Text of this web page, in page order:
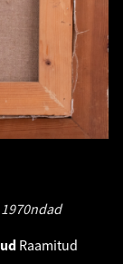
1970ndad
Raamitud